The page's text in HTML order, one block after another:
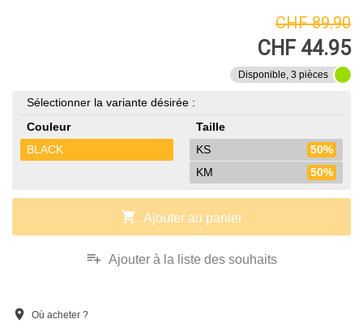
CHF 89.90
CHF 44.95
Disponible, 3 pièces
Sélectionner la variante désirée :
Couleur
BLACK
Taille
KS
50%
KM
50%
shopping_cart Ajouter au panier
playlist_add Ajouter à la liste des souhaits
location_on Où acheter ?